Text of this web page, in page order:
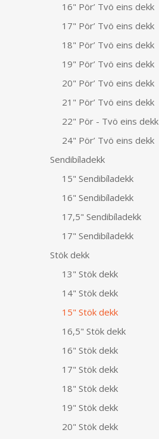
16" Pör’ Tvö eins dekk
17" Pör’ Tvö eins dekk
18" Pör’ Tvö eins dekk
19" Pör’ Tvö eins dekk
20" Pör’ Tvö eins dekk
21" Pör’ Tvö eins dekk
22" Pör - Tvö eins dekk
24" Pör’ Tvö eins dekk
Sendibíladekk
15" Sendibíladekk
16" Sendibíladekk
17,5" Sendibíladekk
17" Sendibíladekk
Stök dekk
13" Stök dekk
14" Stök dekk
15" Stök dekk
16,5" Stök dekk
16" Stök dekk
17" Stök dekk
18" Stök dekk
19" Stök dekk
20" Stök dekk